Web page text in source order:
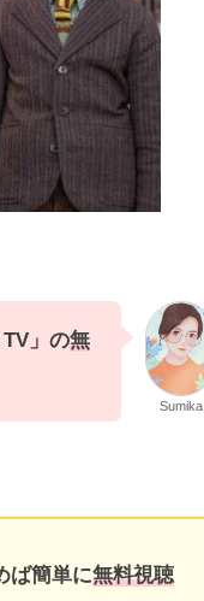
TV 」 の無
Sumika
ば簡単に無料視聴